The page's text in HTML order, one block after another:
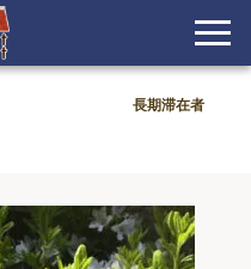
長期滞在者